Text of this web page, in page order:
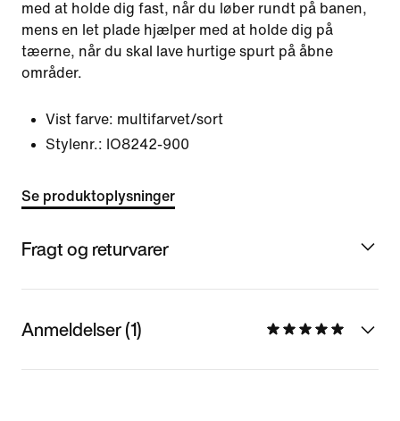
med at holde dig fast, når du løber rundt på banen,
mens en let plade hjælper med at holde dig på
tæerne, når du skal lave hurtige spurt på åbne
områder.
Vist farve: multifarvet/sort
Stylenr.: IO8242-900
Se produktoplysninger
Fragt og returvarer
Anmeldelser (1)